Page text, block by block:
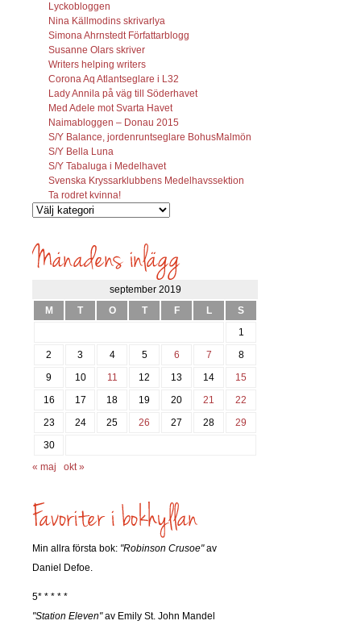
Lyckobloggen
Nina Källmodins skrivarlya
Simona Ahrnstedt Författarblogg
Susanne Olars skriver
Writers helping writers
Corona Aq Atlantseglare i L32
Lady Annila på väg till Söderhavet
Med Adele mot Svarta Havet
Naimabloggen – Donau 2015
S/Y Balance, jordenruntseglare BohusMalmön
S/Y Bella Luna
S/Y Tabaluga i Medelhavet
Svenska Kryssarklubbens Medelhavssektion
Ta rodret kvinna!
Vilka
söks?
september 2019
M
T O T F L
S
1
2
3 4 5 6 7
8
9
10 11 12 13 14
15
16
17 18 19 20 21
22
23
24 25 26 27 28
29
30
« maj
okt »
Min allra första bok: "Robinson Crusoe"av
Daniel Defoe.
5* * * * *
"Station Eleven"av Emily St. John Mandel